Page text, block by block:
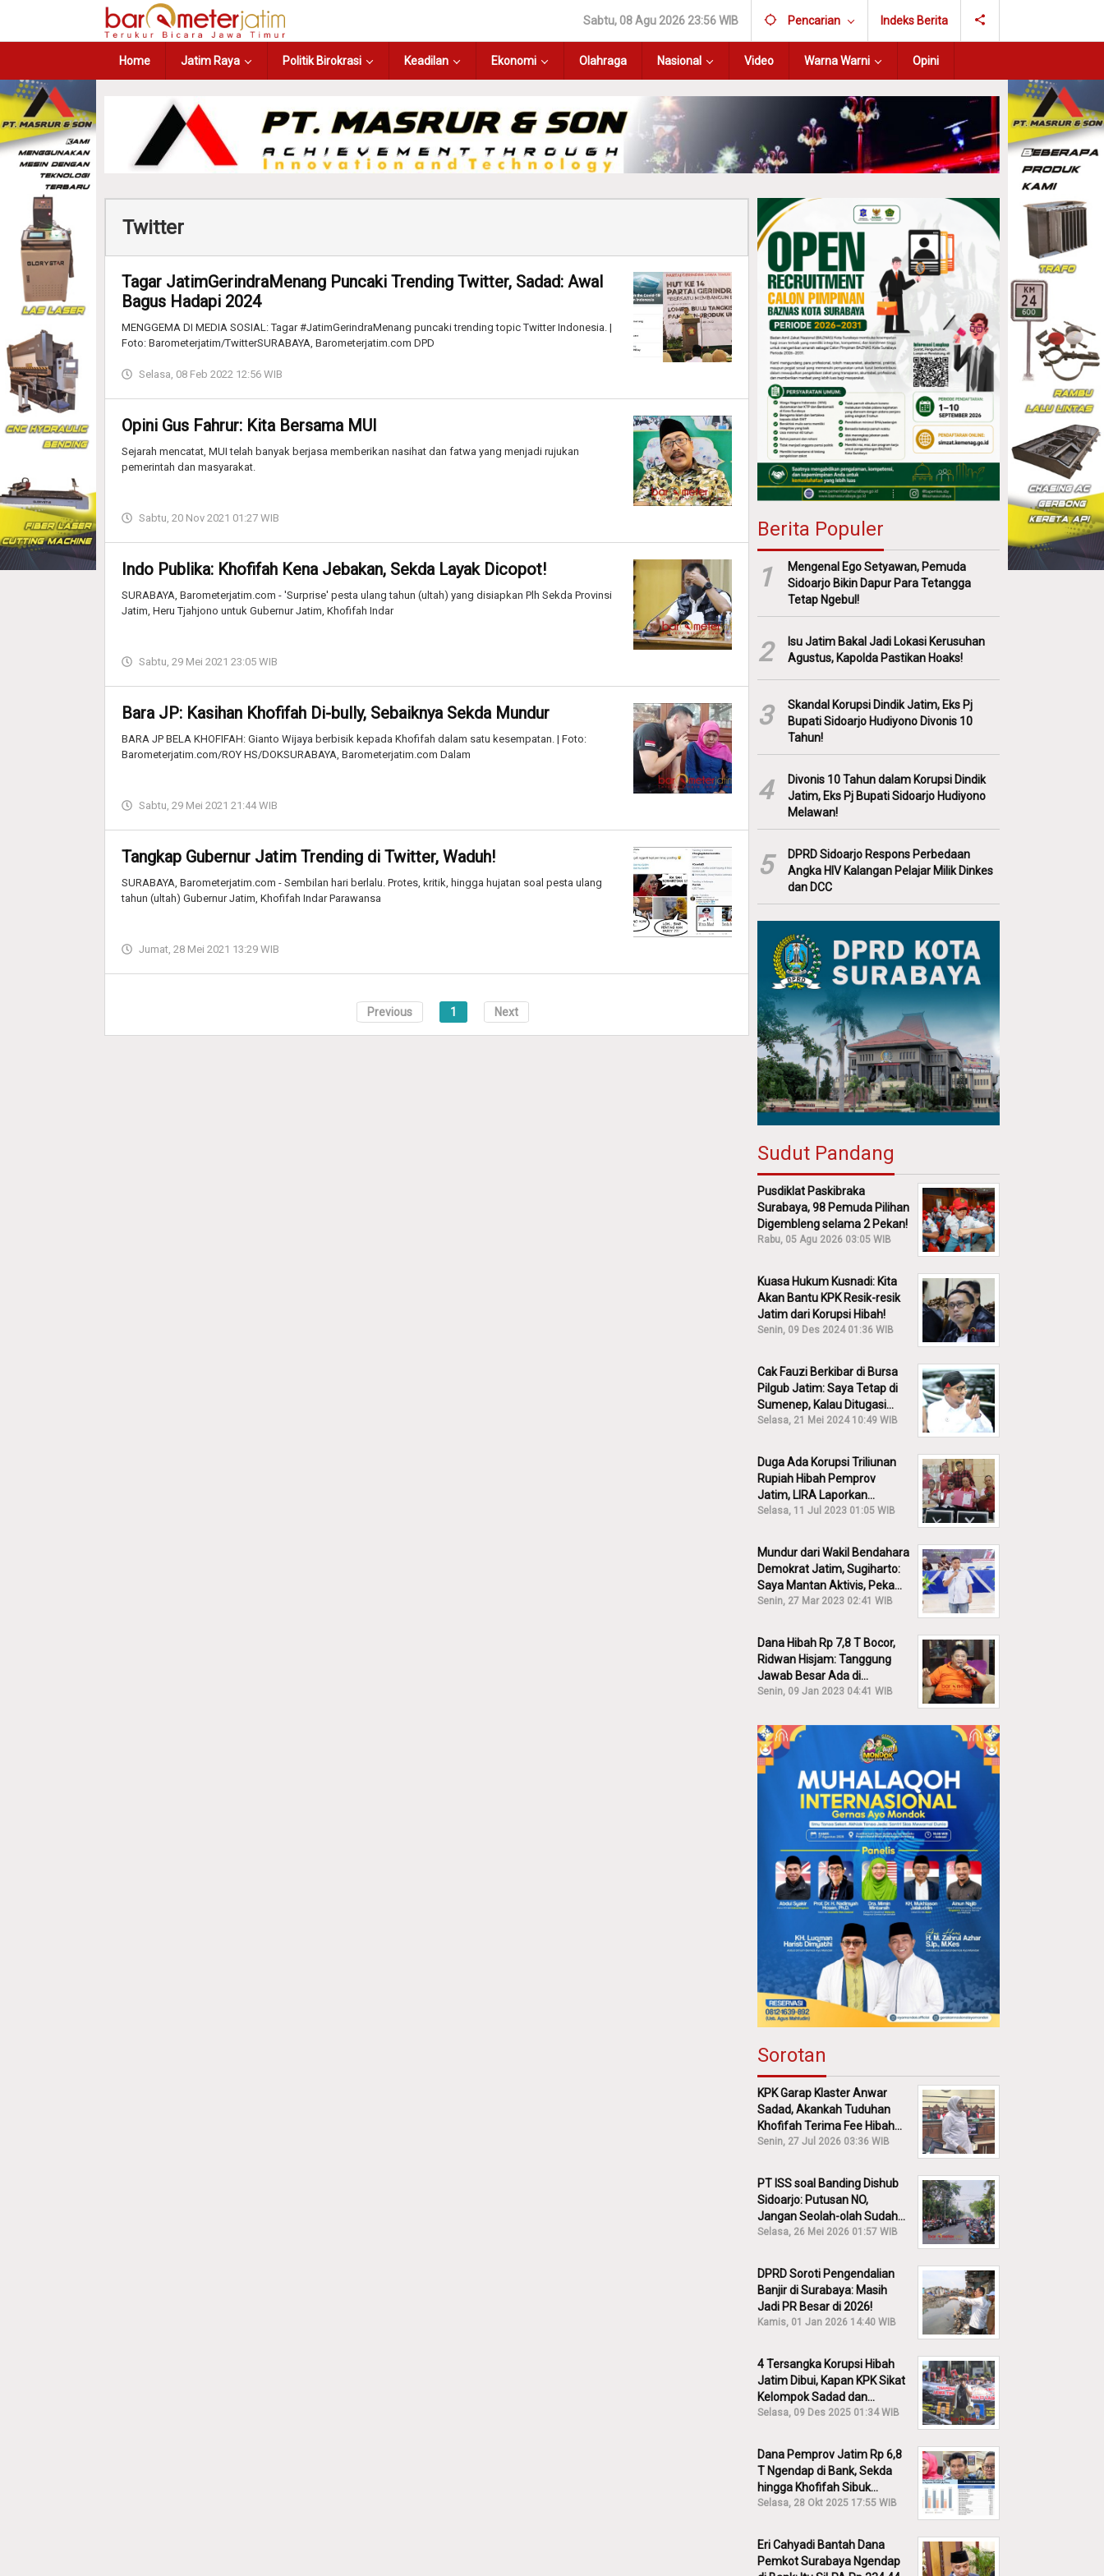
Sabtu, 08 Agu 2026 23:56 WIB Pencarian Indeks Berita
Home Jatim Raya Politik Birokrasi Keadilan Ekonomi Olahraga Nasional Video Warna Warni Opini
Twitter
Tagar JatimGerindraMenang Puncaki Trending Twitter, Sadad: Awal
Bagus Hadapi 2024
MENGGEMA DI MEDIA SOSIAL: Tagar #JatimGerindraMenang puncaki trending topic Twitter Indonesia. |
Foto: Barometerjatim/TwitterSURABAYA, Barometerjatim.com DPD
Selasa, 08 Feb 2022 12:56 WIB
Opini Gus Fahrur: Kita Bersama MUI
Sejarah mencatat, MUI telah banyak berjasa memberikan nasihat dan fatwa yang menjadi rujukan
pemerintah dan masyarakat.
Sabtu, 20 Nov 2021 01:27 WIB
Indo Publika: Khofifah Kena Jebakan, Sekda Layak Dicopot!
SURABAYA, Barometerjatim.com - 'Surprise' pesta ulang tahun (ultah) yang disiapkan Plh Sekda Provinsi
Jatim, Heru Tjahjono untuk Gubernur Jatim, Khofifah Indar
Sabtu, 29 Mei 2021 23:05 WIB
Bara JP: Kasihan Khofifah Di-bully, Sebaiknya Sekda Mundur
BARA JP BELA KHOFIFAH: Gianto Wijaya berbisik kepada Khofifah dalam satu kesempatan. | Foto:
Barometerjatim.com/ROY HS/DOKSURABAYA, Barometerjatim.com Dalam
Sabtu, 29 Mei 2021 21:44 WIB
Tangkap Gubernur Jatim Trending di Twitter, Waduh!
SURABAYA, Barometerjatim.com - Sembilan hari berlalu. Protes, kritik, hingga hujatan soal pesta ulang
tahun (ultah) Gubernur Jatim, Khofifah Indar Parawansa
Jumat, 28 Mei 2021 13:29 WIB
Previous 1 Next
Berita Populer
1
Mengenal Ego Setyawan, Pemuda
Sidoarjo Bikin Dapur Para Tetangga
Tetap Ngebul!
2
Isu Jatim Bakal Jadi Lokasi Kerusuhan
Agustus, Kapolda Pastikan Hoaks!
3
Skandal Korupsi Dindik Jatim, Eks Pj
Bupati Sidoarjo Hudiyono Divonis 10
Tahun!
4
Divonis 10 Tahun dalam Korupsi Dindik
Jatim, Eks Pj Bupati Sidoarjo Hudiyono
Melawan!
5
DPRD Sidoarjo Respons Perbedaan
Angka HIV Kalangan Pelajar Milik Dinkes
dan DCC
Sudut Pandang
Pusdiklat Paskibraka
Surabaya, 98 Pemuda Pilihan
Digembleng selama 2 Pekan!
Rabu, 05 Agu 2026 03:05 WIB
Kuasa Hukum Kusnadi: Kita
Akan Bantu KPK Resik-resik
Jatim dari Korupsi Hibah!
Senin, 09 Des 2024 01:36 WIB
Cak Fauzi Berkibar di Bursa
Pilgub Jatim: Saya Tetap di
Sumenep, Kalau Ditugasi
Partai Lain Cerita!
Selasa, 21 Mei 2024 10:49 WIB
Duga Ada Korupsi Triliunan
Rupiah Hibah Pemprov
Jatim, LIRA Laporkan
Khofifah ke KPK: Dia Harus
Selasa, 11 Jul 2023 01:05 WIB
Mundur dari Wakil Bendahara
Demokrat Jatim, Sugiharto:
Saya Mantan Aktivis, Peka
Sekali Kalau Ada yang
Senin, 27 Mar 2023 02:41 WIB
Dana Hibah Rp 7,8 T Bocor,
Ridwan Hisjam: Tanggung
Jawab Besar Ada di
Pemprov, Bukan DPRD Jatim!
Senin, 09 Jan 2023 04:41 WIB
Sorotan
KPK Garap Klaster Anwar
Sadad, Akankah Tuduhan
Khofifah Terima Fee Hibah
30% Diusut?
Senin, 27 Jul 2026 03:36 WIB
PT ISS soal Banding Dishub
Sidoarjo: Putusan NO,
Jangan Seolah-olah Sudah
Menang!
Selasa, 26 Mei 2026 01:57 WIB
DPRD Soroti Pengendalian
Banjir di Surabaya: Masih
Jadi PR Besar di 2026!
Kamis, 01 Jan 2026 14:40 WIB
4 Tersangka Korupsi Hibah
Jatim Dibui, Kapan KPK Sikat
Kelompok Sadad dan
Iskandar?
Selasa, 09 Des 2025 01:34 WIB
Dana Pemprov Jatim Rp 6,8
T Ngendap di Bank, Sekda
hingga Khofifah Sibuk
Membantah!
Selasa, 28 Okt 2025 17:55 WIB
Eri Cahyadi Bantah Dana
Pemkot Surabaya Ngendap